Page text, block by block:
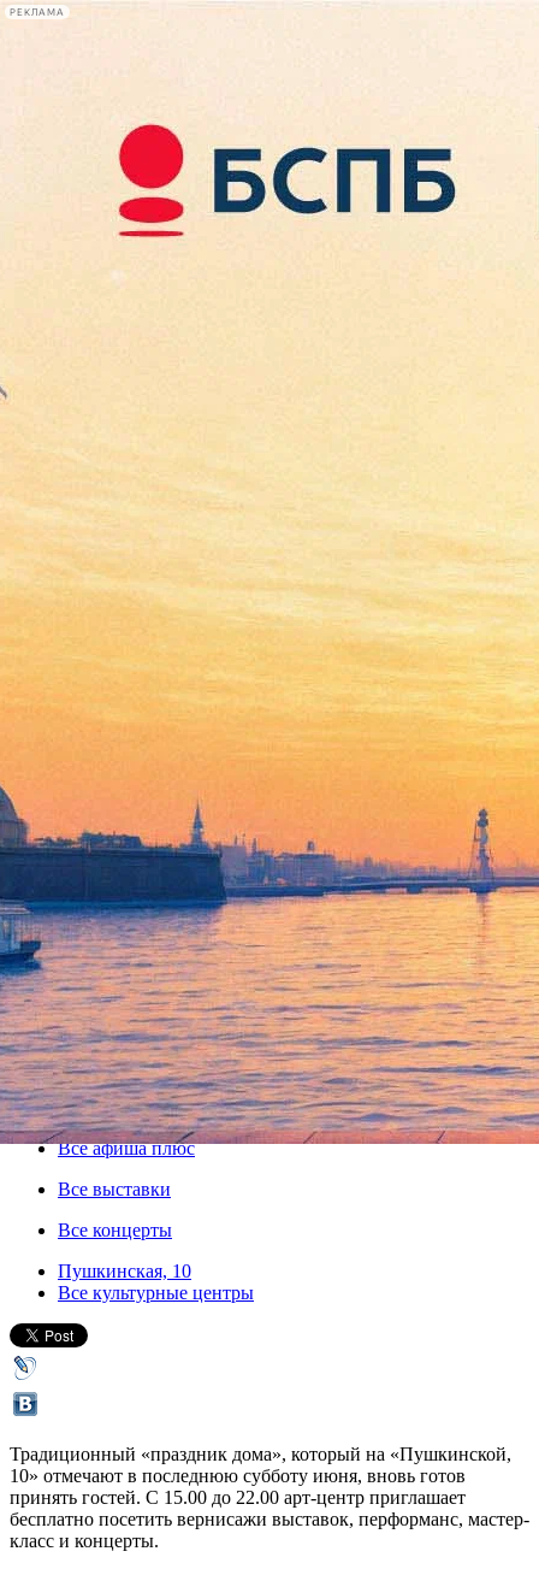
РЕКЛАМА
Сегодня:
2026.08.07
08:39
Афиша Plus
«Пушкинская, 10» отметит
день рождения
24 июня 2017, суббота,15.00
Версия для печати
Все афиша плюс
Все выставки
Все концерты
Пушкинская, 10
Все культурные центры
Традиционный «праздник дома», который на «Пушкинской,
10» отмечают в последнюю субботу июня, вновь готов
принять гостей. С 15.00 до 22.00 арт-центр приглашает
бесплатно посетить вернисажи выставок, перформанс, мастер-
класс и концерты.